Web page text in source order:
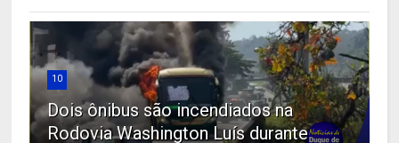
10
Dois ônibus são incendiados na
Rodovia Washington Luís durante